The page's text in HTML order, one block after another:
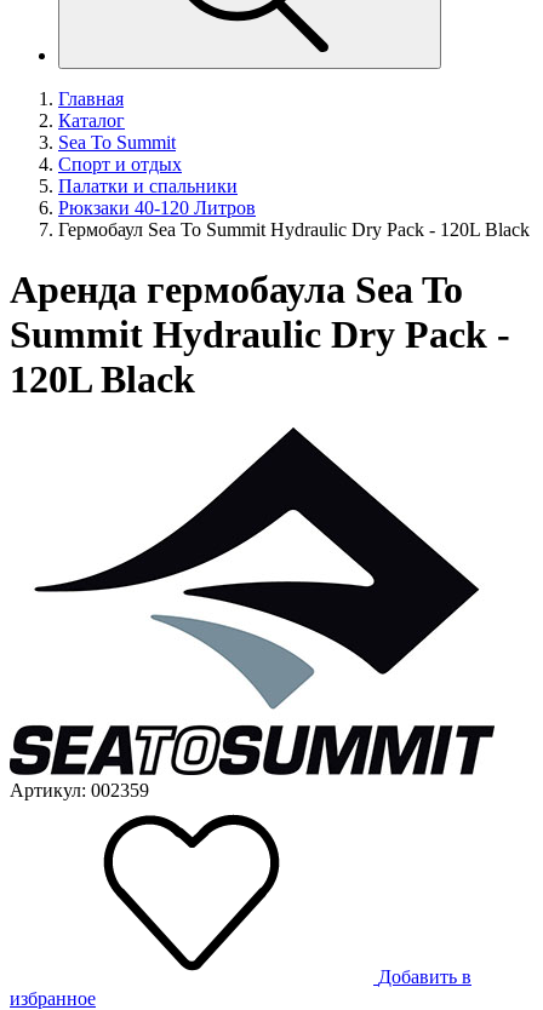
Главная
Каталог
Sea To Summit
Спорт и отдых
Палатки и спальники
Рюкзаки 40-120 Литров
Гермобаул Sea To Summit Hydraulic Dry Pack - 120L Black
Аренда гермобаула Sea To
Summit Hydraulic Dry Pack -
120L Black
Артикул: 002359
Добавить в
избранное